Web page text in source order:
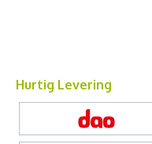
Hurtig Levering